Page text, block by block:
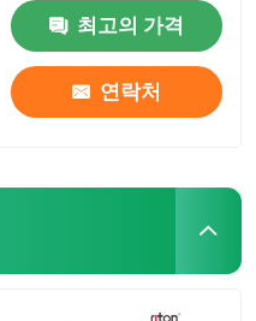
최고의 가격
연락처